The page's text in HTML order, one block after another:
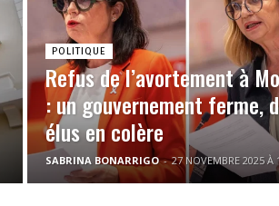
POLITIQUE
Refus de l’avortement à
: un gouvernement ferme,
élus en colère
SABRINA BONARRIGO - 27 NOVEMBRE 2025 À